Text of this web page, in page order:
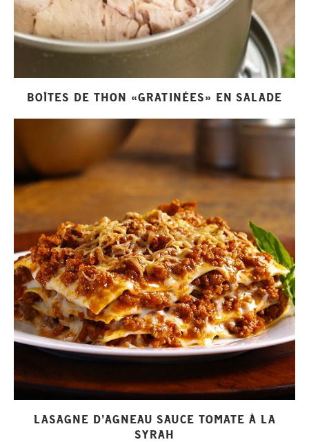
BOÎTES DE THON «GRATINÉES» EN SALADE
LASAGNE D’AGNEAU SAUCE TOMATE À LA
SYRAH